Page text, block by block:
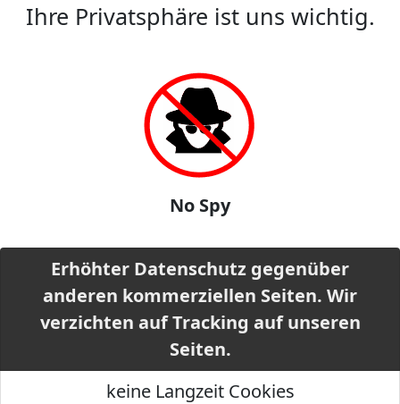
Ihre Privatsphäre ist uns wichtig.
No Spy
Erhöhter Datenschutz gegenüber
anderen kommerziellen Seiten. Wir
verzichten auf Tracking auf unseren
Seiten.
keine Langzeit Cookies